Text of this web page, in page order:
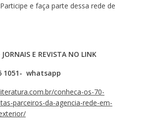
e faça parte dessa rede de
E REVISTA NO LINK
1051- whatsapp
conheca-os-70-
parceiros-da-agencia-rede-em-